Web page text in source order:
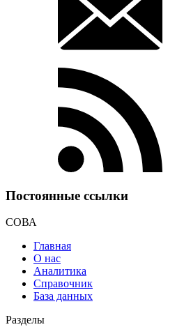
Постоянные ссылки
СОВА
Главная
О нас
Аналитика
Справочник
База данных
Разделы